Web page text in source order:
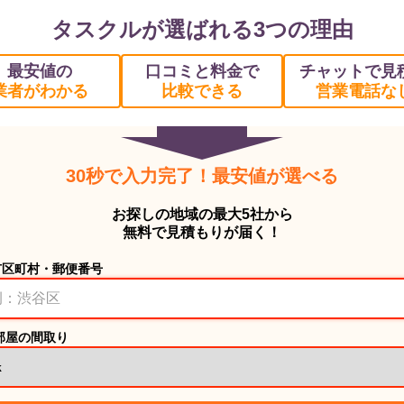
タスクルが選ばれる3つの理由
最安値の
者がわかる
口コミと料金で
比較できる
チャットで見
営業電話な
30秒で入力完了！最安値が選べる
お探しの地域の最大5社から
無料で見積もりが届く！
町村・郵便番号
の間取り